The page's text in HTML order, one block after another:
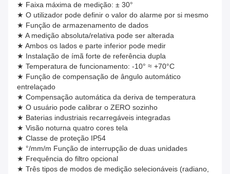
★ Faixa máxima de medição: ± 30°
★ O utilizador pode definir o valor do alarme por si mesmo
★ Função de armazenamento de dados
★ A medição absoluta/relativa pode ser alterada
★ Ambos os lados e parte inferior pode medir
★ Instalação de ímã forte de referência dupla
★ Temperatura de funcionamento: -10° ≈ +70°C
★ Função de compensação de ângulo automático
entrelaçado
★ Compensação automática da deriva de temperatura
★ O usuário pode calibrar o ZERO sozinho
★ Baterias industriais recarregáveis integradas
★ Visão noturna quatro cores tela
★ Classe de proteção IP54
★ °/mm/m Função de interrupção de duas unidades
★ Frequência do filtro opcional
★ Três tipos de modos de medição selecionáveis (radiano,